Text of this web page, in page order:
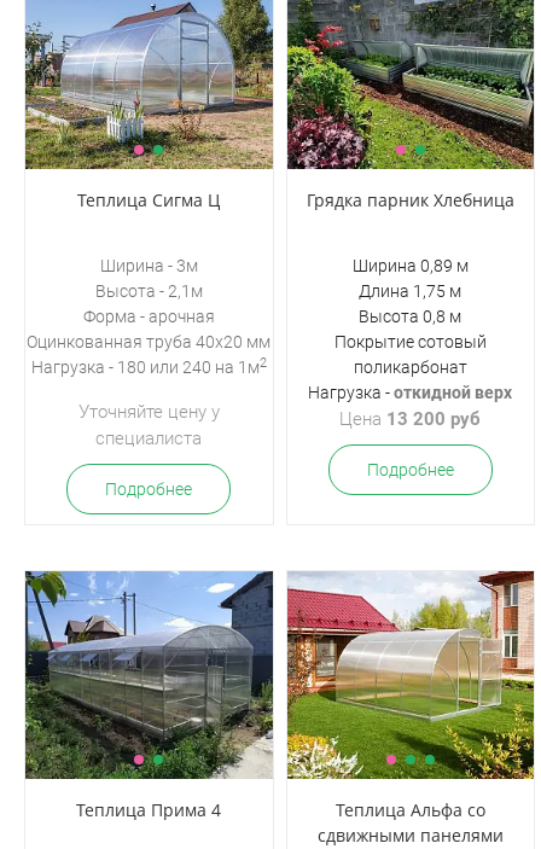
Теплица Сигма Ц
Ширина - 3м
Высота - 2,1м
Форма - арочная
Оцинкованнаятруба 40х20 мм
Нагрузка - 180 или 240 на 1м2
Уточняйте цену у
специалиста
Подробнее
Грядка парник Хлебница
Ширина 0,89 м
Длина 1,75 м
Высота 0,8 м
Покрытие сотовый
поликарбонат
Нагрузка -откидной верх
Цена 13 200 руб
Подробнее
Теплица Прима 4
Теплица Альфа со
сдвижными панелями